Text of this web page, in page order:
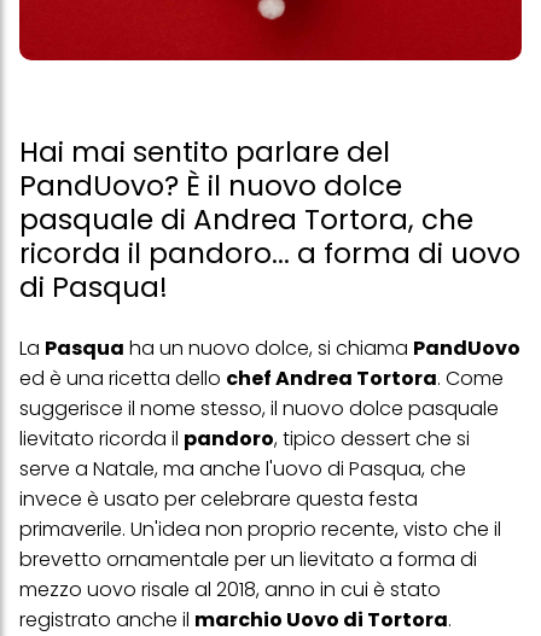
Hai mai sentito parlare del
PandUovo? È il nuovo dolce
pasquale di Andrea Tortora, che
ricorda il pandoro... a forma di uovo
di Pasqua!
La Pasqua ha un nuovo dolce, si chiama PandUovo
ed è una ricetta dello chef Andrea Tortora. Come
suggerisce il nome stesso, il nuovo dolce pasquale
lievitato ricorda il pandoro, tipico dessert che si
serve a Natale, ma anche l'uovo di Pasqua, che
invece è usato per celebrare questa festa
primaverile. Un'idea non proprio recente, visto che il
brevetto ornamentale per un lievitato a forma di
mezzo uovo risale al 2018, anno in cui è stato
registrato anche il marchio Uovo di Tortora.